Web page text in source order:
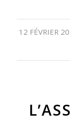
12 FÉVRIER
/